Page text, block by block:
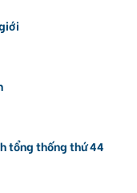
tổng thống thứ 44